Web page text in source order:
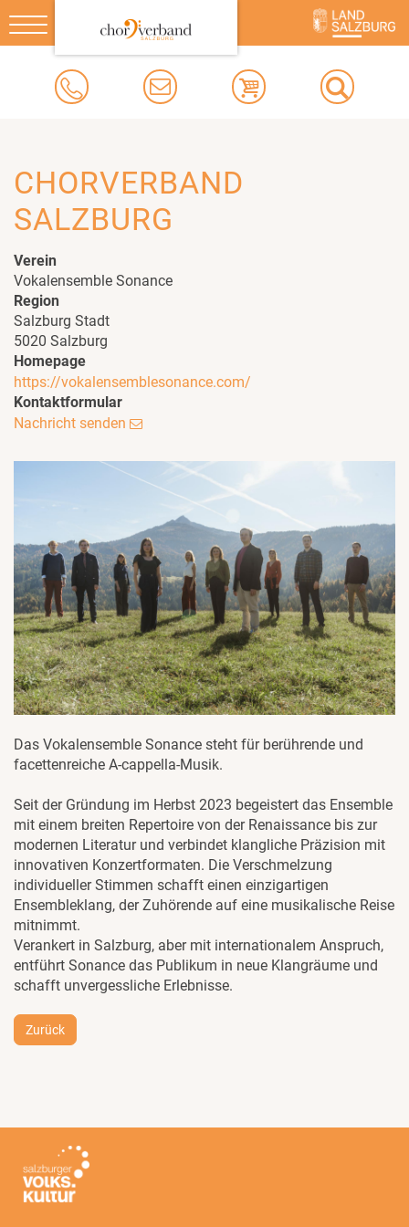
Toggle
navigation
CHORVERBAND
SALZBURG
Verein
Vokalensemble Sonance
Region
Salzburg Stadt
5020 Salzburg
Homepage
https://vokalensemblesonance.com/
Kontaktformular
Nachricht senden
Das Vokalensemble Sonance steht für berührende und
facettenreiche A-cappella-Musik.
Seit der Gründung im Herbst 2023 begeistert das Ensemble
mit einem breiten Repertoire von der Renaissance bis zur
modernen Literatur und verbindet klangliche Präzision mit
innovativen Konzertformaten. Die Verschmelzung
individueller Stimmen schafft einen einzigartigen
Ensembleklang, der Zuhörende auf eine musikalische Reise
mitnimmt.
Verankert in Salzburg, aber mit internationalem Anspruch,
entführt Sonance das Publikum in neue Klangräume und
schafft unvergessliche Erlebnisse.
Zurück